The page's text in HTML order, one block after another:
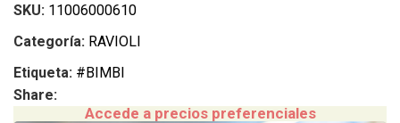
SKU: 11006000610
Categoría: RAVIOLI
Etiqueta: #BIMBI
Share:
Accede a precios preferenciales